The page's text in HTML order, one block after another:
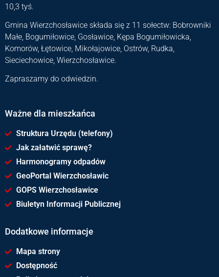
10,3 tyś.
Gmina Wierzchosławice składa się z 11 sołectw: Bobrowniki
Małe, Bogumiłowice, Gosławice, Kępa Bogumiłowicka,
Komorów, Łętowice, Mikołajowice, Ostrów, Rudka,
Sieciechowice, Wierzchosławice.
Zapraszamy do odwiedzin.
Ważne dla mieszkańca
Struktura Urzędu (telefony)
Jak załatwić sprawę?
Harmonogramy odpadów
GeoPortal Wierzchosławic
GOPS Wierzchosławice
Biuletyn Informacji Publicznej
Dodatkowe informacje
Mapa strony
Dostępność